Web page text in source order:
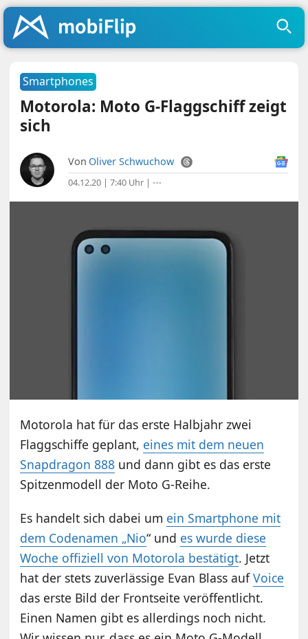
Smartphones
Motorola: Moto G-Flaggschiff zeigt
sich
Von Oliver Schwuchow
04.12.20 | 7:40 Uhr | ⋯
Motorola hat für das erste Halbjahr zwei
Flaggschiffe geplant, eines mit dem neuen
Snapdragon 888 und dann gibt es das erste
Spitzenmodell der Moto G-Reihe.
Es handelt sich dabei um ein Smartphone mit
dem Codenamen „Nio“ und es wurde diese
Woche offiziell von Motorola bestätigt. Jetzt
hat der stets zuverlässige Evan Blass aufVoice
das erste Bild der Frontseite veröffentlicht.
Einen Namen gibt es allerdings noch nicht.